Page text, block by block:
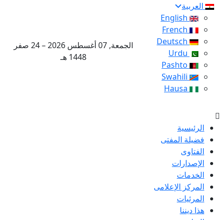
العربية
English
French
Deutsch
Pashto
Swahili
Hausa
الجمعة, 07 أغسطس 2026 – 24 صفر
1448 هـ
الرئيسية
فضيلة المفتى
الفتاوى
الإصدارات
الخدمات
المركز الإعلامى
المرئيات
هذا ديننا